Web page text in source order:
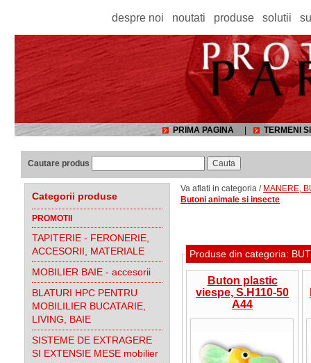
despre noi noutati produse solutii
PRIMA PAGINA TERMENI
Cautare produs
Categorii produse
PROMOTII
TAPITERIE - FERONERIE,
ACCESORII, MATERIALE
MOBILIER BAIE - accesorii
BLATURI HPC PENTRU
MOBILILIER BUCATARIE,
LIVING, BAIE
SISTEME DE EXTRAGERE
SI EXTENSIE MESE mobilier
Va aflati in categoria / MANERE,
Butoni animale si insecte
Buton plastic
viespe, S.H110-50
A44